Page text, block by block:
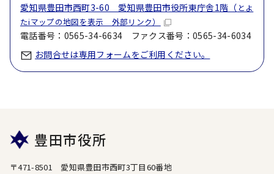
愛知県豊田市西町3-60 愛知県豊田市役所東庁舎1階（ とよ
たiマップの地図を表示 外部リンク）
電話番号：0565-34-6634 ファクス番号：0565-34-6034
お問合せは専用フォームをご利用ください。
豊田市役所
〒471-8501 愛知県豊田市西町3丁目60番地